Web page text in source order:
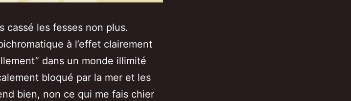
cassé les fesses non plus.
à l’effet clairement
dans un monde illimité
bloqué par la mer et les
bien, non ce qui me fais chier